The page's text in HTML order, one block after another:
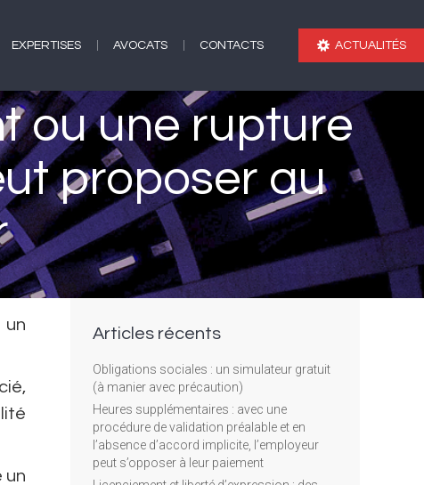
EXPERTISES AVOCATS CONTACTS ACTUALITÉS
ou une rupture
proposer au
un
un
Articles récents
Obligations sociales : un simulateur gratuit
(à manier avec précaution)
Heures supplémentaires : avec une
procédure de validation préalable et en
l’absence d’accord implicite, l’employeur
peut s’opposer à leur paiement
ACTUALITÉS